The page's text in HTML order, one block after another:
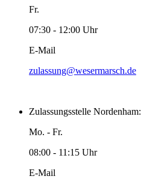
Fr.
07:30 - 12:00 Uhr
E-Mail
zulassung@wesermarsch.de
Zulassungsstelle Nordenham:
Mo. - Fr.
08:00 - 11:15 Uhr
E-Mail